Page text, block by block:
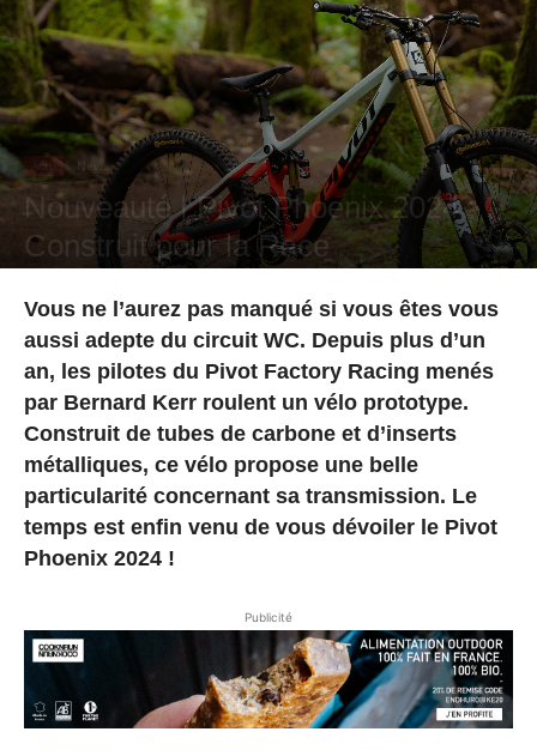
Actu News
Nouveauté | Pivot Phoenix 2024 :
Construit pour la Race
Vous ne l’aurez pas manqué si vous êtes vous
aussi adepte du circuit WC. Depuis plus d’un
an, les pilotes du Pivot Factory Racing menés
par Bernard Kerr roulent un vélo prototype.
Construit de tubes de carbone et d’inserts
métalliques, ce vélo propose une belle
particularité concernant sa transmission. Le
temps est enfin venu de vous dévoiler le Pivot
Phoenix 2024 !
Publicité